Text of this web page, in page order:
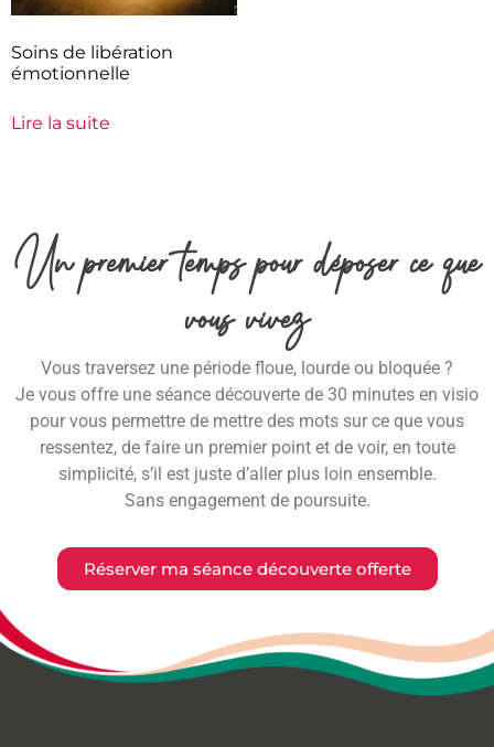
Soins de libération
émotionnelle
Lire la suite
Un premier temps pour déposer ce que
vous vivez
Vous traversez une période floue, lourde ou bloquée ?
Je vous offre une séance découverte de 30 minutes en visio
pour vous permettre de mettre des mots sur ce que vous
ressentez, de faire un premier point et de voir, en toute
simplicité, s’il est juste d’aller plus loin ensemble.
Sans engagement de poursuite.
Réserver ma séance découverte offerte